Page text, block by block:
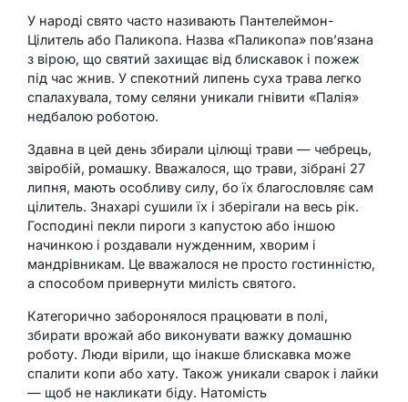
У народі свято часто називають Пантелеймон-
Цілитель або Паликопа. Назва «Паликопа» пов’язана
з вірою, що святий захищає від блискавок і пожеж
під час жнив. У спекотний липень суха трава легко
спалахувала, тому селяни уникали гнівити «Палія»
недбалою роботою.
Здавна в цей день збирали цілющі трави — чебрець,
звіробій, ромашку. Вважалося, що трави, зібрані 27
липня, мають особливу силу, бо їх благословляє сам
цілитель. Знахарі сушили їх і зберігали на весь рік.
Господині пекли пироги з капустою або іншою
начинкою і роздавали нужденним, хворим і
мандрівникам. Це вважалося не просто гостинністю,
а способом привернути милість святого.
Категорично заборонялося працювати в полі,
збирати врожай або виконувати важку домашню
роботу. Люди вірили, що інакше блискавка може
спалити копи або хату. Також уникали сварок і лайки
— щоб не накликати біду. Натомість